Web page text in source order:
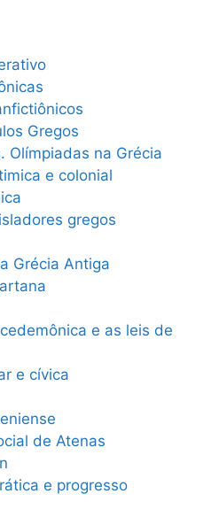
Gregos
Olímpiadas na Grécia
e colonial
gregos
Grécia Antiga
e as leis de
e cívica
de Atenas
e progresso